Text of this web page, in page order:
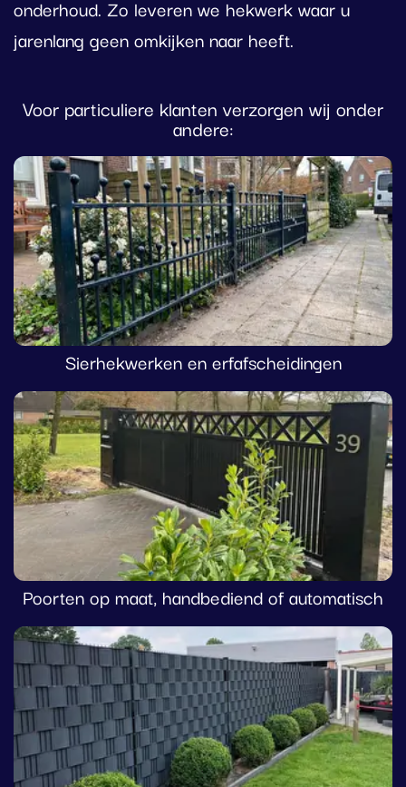
onderhoud. Zo leveren we hekwerk waar u
jarenlang geen omkijken naar heeft.
Voor particuliere klanten verzorgen wij onder
andere:
Sierhekwerken en erfafscheidingen
Poorten op maat, handbediend of automatisch